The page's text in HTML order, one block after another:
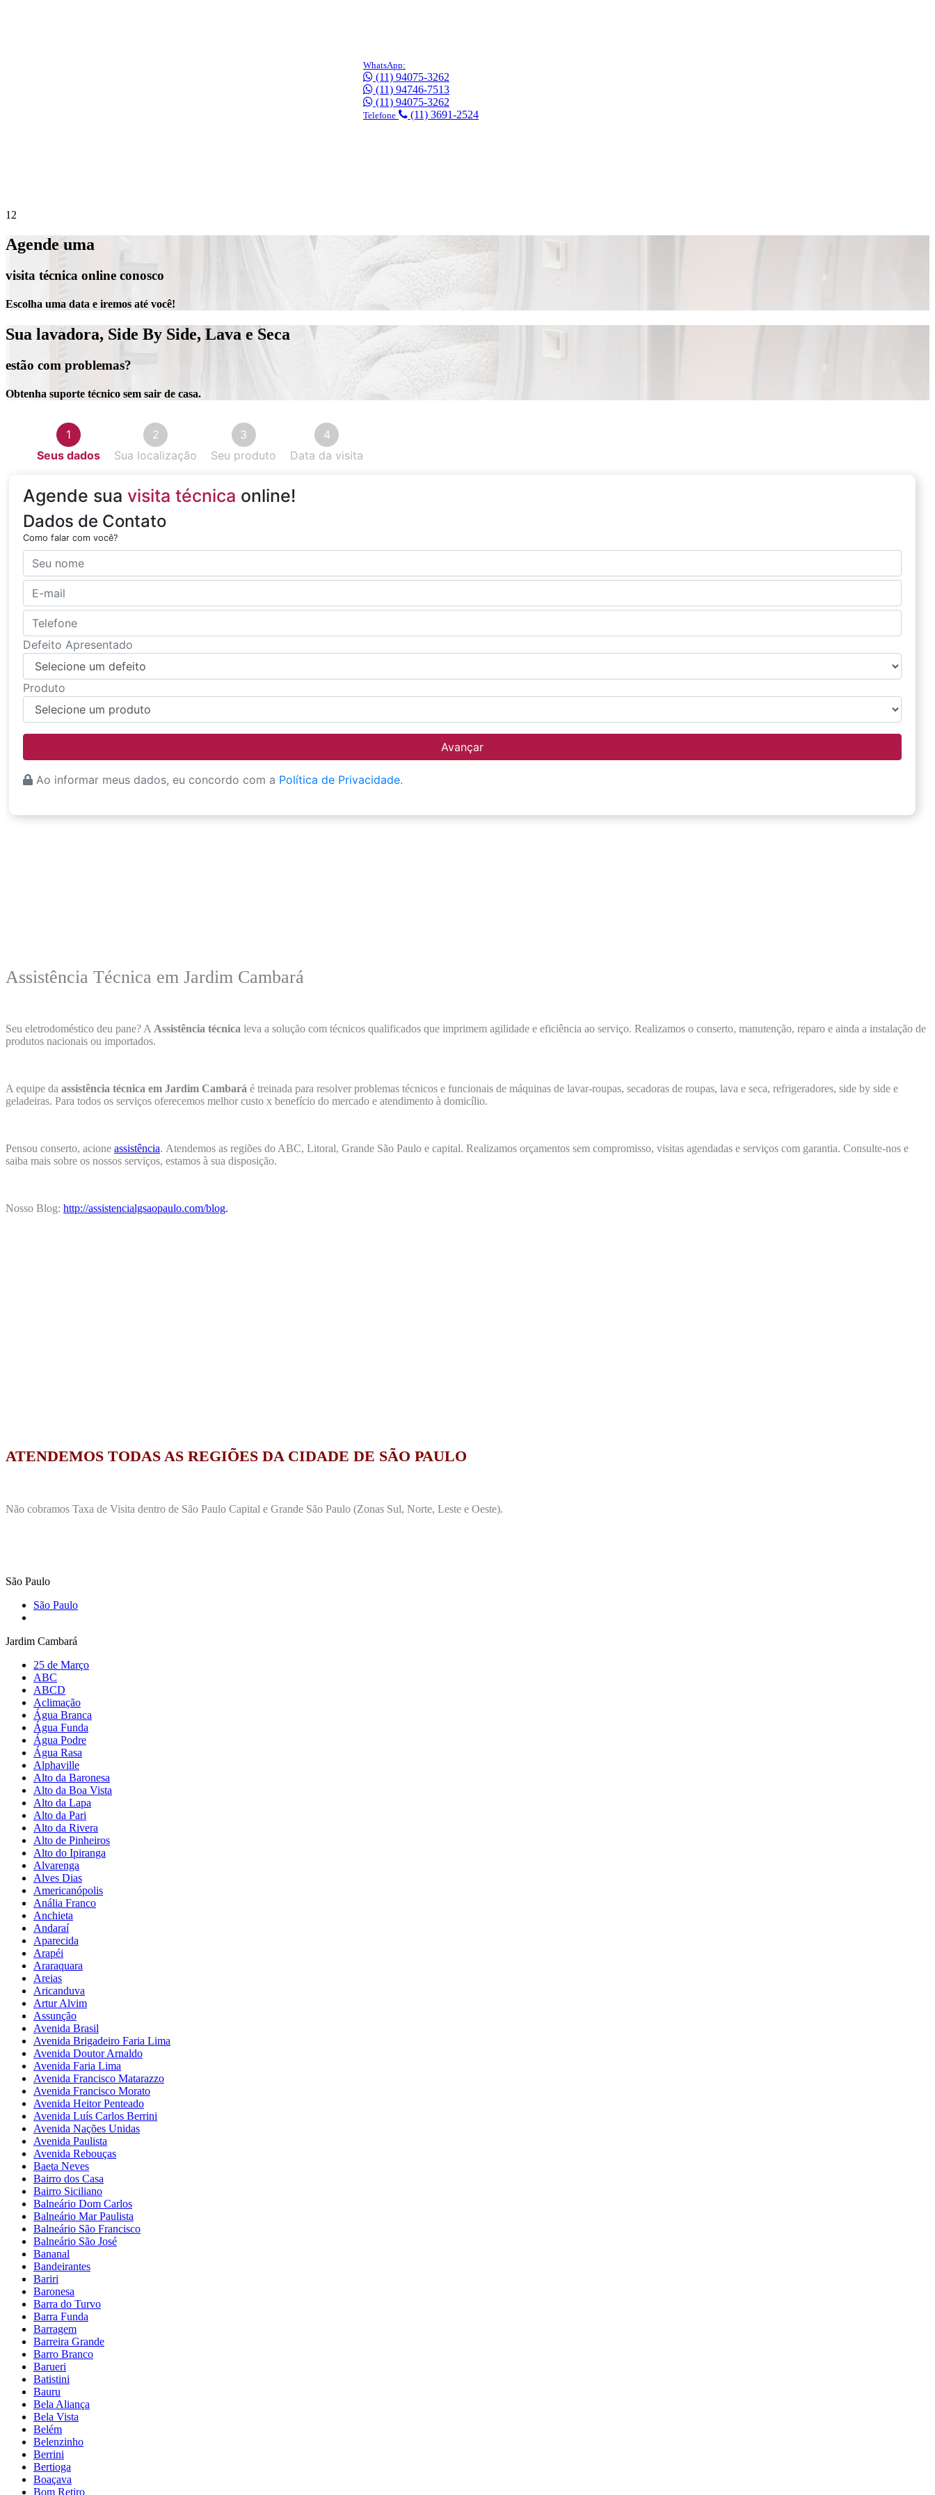
WhatsApp:
(11) 94075-3262
(11) 94746-7513
(11) 94075-3262
Telefone (11) 3691-2524
1 2
Agende uma
visita técnica online conosco
Escolha uma data e iremos até você!
Sua lavadora, Side By Side, Lava e Seca
estão com problemas?
Obtenha suporte técnico sem sair de casa.
Assistência Técnica em Jardim Cambará
Seu eletrodoméstico deu pane? A Assistência técnica leva a solução com técnicos qualificados que imprimem agilidade e eficiência ao serviço. Realizamos o conserto, manutenção, reparo e ainda a instalação de
produtos nacionais ou importados.
A equipe da assistência técnica em Jardim Cambará é treinada para resolver problemas técnicos e funcionais de máquinas de lavar-roupas, secadoras de roupas, lava e seca, refrigeradores, side by side e
geladeiras. Para todos os serviços oferecemos melhor custo x benefício do mercado e atendimento à domicílio.
Pensou conserto, acione assistência. Atendemos as regiões do ABC, Litoral, Grande São Paulo e capital. Realizamos orçamentos sem compromisso, visitas agendadas e serviços com garantia. Consulte-nos e
saiba mais sobre os nossos serviços, estamos à sua disposição.
Nosso Blog: http://assistencialgsaopaulo.com/blog.
ATENDEMOS TODAS AS REGIÕES DA CIDADE DE SÃO PAULO
Não cobramos Taxa de Visita dentro de São Paulo Capital e Grande São Paulo (Zonas Sul, Norte, Leste e Oeste).
São Paulo
São Paulo
Jardim Cambará
25 de Março
ABC
ABCD
Aclimação
Água Branca
Água Funda
Água Podre
Água Rasa
Alphaville
Alto da Baronesa
Alto da Boa Vista
Alto da Lapa
Alto da Pari
Alto da Rivera
Alto de Pinheiros
Alto do Ipiranga
Alvarenga
Alves Dias
Americanópolis
Anália Franco
Anchieta
Andaraí
Aparecida
Arapéi
Araraquara
Areias
Aricanduva
Artur Alvim
Assunção
Avenida Brasil
Avenida Brigadeiro Faria Lima
Avenida Doutor Arnaldo
Avenida Faria Lima
Avenida Francisco Matarazzo
Avenida Francisco Morato
Avenida Heitor Penteado
Avenida Luís Carlos Berrini
Avenida Nações Unidas
Avenida Paulista
Avenida Rebouças
Baeta Neves
Bairro dos Casa
Bairro Siciliano
Balneário Dom Carlos
Balneário Mar Paulista
Balneário São Francisco
Balneário São José
Bananal
Bandeirantes
Bariri
Baronesa
Barra do Turvo
Barra Funda
Barragem
Barreira Grande
Barro Branco
Barueri
Batistini
Bauru
Bela Aliança
Bela Vista
Belém
Belenzinho
Berrini
Bertioga
Boaçava
Bom Retiro